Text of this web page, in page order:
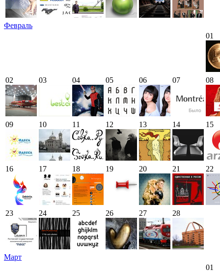
Февраль
01
02 03 04 05 06 07 08
09 10 11 12 13 14 15
16 17 18 19 20 21 22
23 24 25 26 27 28
Март
01